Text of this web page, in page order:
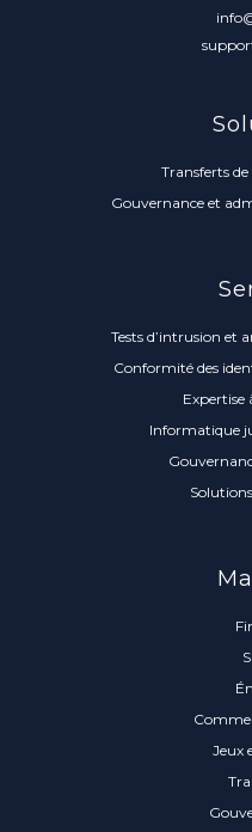
Transferts de
Gouvernance et
Tests d’intrusion et
Conformité des
Expertise
Informatique
Jeux